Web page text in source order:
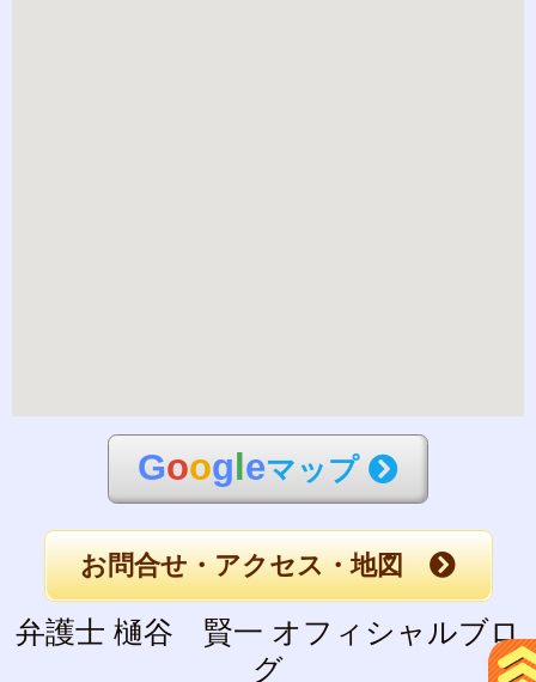
Goog eマップ
お問合せ・アクセス・地図
弁護士 樋谷 賢一 オフィシャルブロ
グ